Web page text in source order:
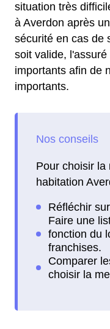
situation très
à Averdon après
sécurité en cas de
soit valide,
importants afin de
importants.
Pour choisir la
habitation